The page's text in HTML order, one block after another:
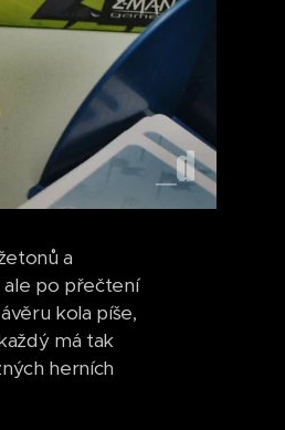
a
ale po přečtení
kola píše,
má tak
herních